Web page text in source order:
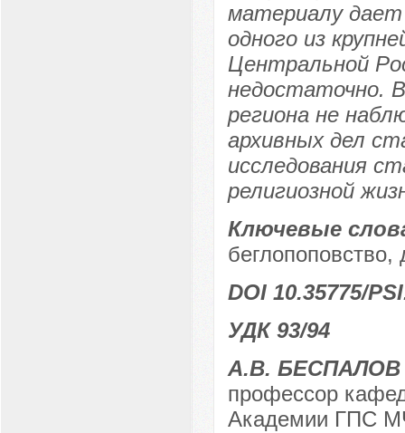
материалу дает
одного из
Центральной
недостаточно.
региона не
архивных дел
исследования
религиозной
Ключевые
беглопоповство,
DOI 10.35775/
УДК 93/94
А.В. БЕСПАЛОВ
профессор
Академии ГПС